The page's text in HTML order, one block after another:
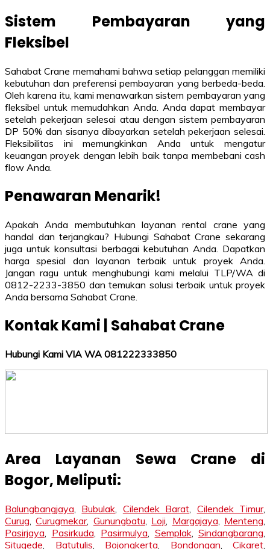
Sistem Pembayaran yang
Fleksibel
Sahabat Crane memahami bahwa setiap pelanggan memiliki
kebutuhan dan preferensi pembayaran yang berbeda-beda.
Oleh karena itu, kami menawarkan sistem pembayaran yang
fleksibel untuk memudahkan Anda. Anda dapat membayar
setelah pekerjaan selesai atau dengan sistem pembayaran
DP 50% dan sisanya dibayarkan setelah pekerjaan selesai.
Fleksibilitas ini memungkinkan Anda untuk mengatur
keuangan proyek dengan lebih baik tanpa membebani cash
flow Anda.
Penawaran Menarik!
Apakah Anda membutuhkan layanan rental crane yang
handal dan terjangkau? Hubungi Sahabat Crane sekarang
juga untuk konsultasi berbagai kebutuhan Anda. Dapatkan
harga spesial dan layanan terbaik untuk proyek Anda.
Jangan ragu untuk menghubungi kami melalui TLP/WA di
0812-2233-3850 dan temukan solusi terbaik untuk proyek
Anda bersama Sahabat Crane.
Kontak Kami | Sahabat Crane
Hubungi Kami VIA WA 081222333850
Area Layanan Sewa Crane di
Bogor, Meliputi:
Balungbangjaya Bubulak Cilendek Barat Cilendek Timur,
Curug ,Curugmekar, Gunungbatu Loji Margajaya Menteng
Pasirjaya
Pasirkuda Pasirmulya Semplak, Sindangbarang
Situgede
Batutulis Bojongkerta Bondongan Cikaret